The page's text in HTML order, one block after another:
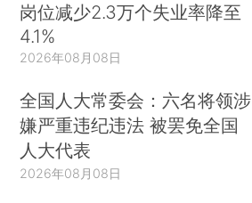
岗位减少2.3万个失业率降至
4.1%
2026年08月08日
全国人大常委会：六名将领涉
嫌严重违纪违法 被罢免全国
人大代表
2026年08月08日